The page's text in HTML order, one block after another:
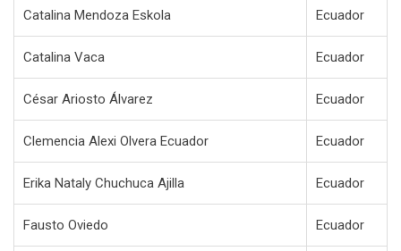
Catalina Mendoza Eskola Ecuador
Catalina Vaca Ecuador
César Ariosto Álvarez Ecuador
Clemencia Alexi Olvera Ecuador Ecuador
Erika Nataly Chuchuca Ajilla Ecuador
Fausto Oviedo Ecuador